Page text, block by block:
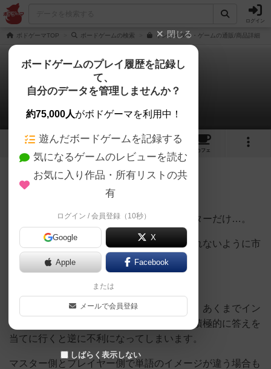
ログイン
ボドゲーマTOP ボードゲームの検索 インサイダー・ゲームの通販/商品詳細
インサイダー・ゲーム
Yuさんのレビュー
17 4 67
カフェ
270名 0名 0 7年以上前
お題を知っているのはインサイダーとマスターだけ…。
インサイダーは、他のプレイヤーに気づかれないように市
民を答えへと誘導していきます。
このゲームは正解を当てに行くのではなく、あくまでイン
サイダーを探すのが目的なので、市民側で積極的に答えを
当てに行くと逆に不利になってしまいます。
マスター側とプレイヤー側で単語のイメージが違う場合も
閉じる
ボードゲームのプレイ履歴を記録し
て、
自分のデータを管理しませんか？
約75,000人がボドゲーマを利用中！
遊んだボードゲームを記録する
気になるゲームのレビューを読む
お気に入り作品・所有リストの共
有
ログイン / 会員登録（10秒）
Google X
Apple Facebook
または
メールで会員登録
しばらく表示しない